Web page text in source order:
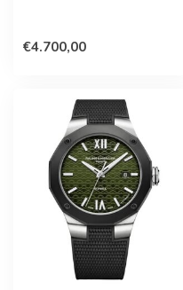
€4.700,00